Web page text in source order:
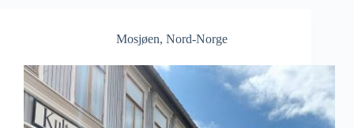
Mosjøen, Nord-Norge